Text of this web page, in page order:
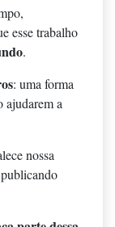
esse trabalho
.
: uma forma
ajudarem a
nossa